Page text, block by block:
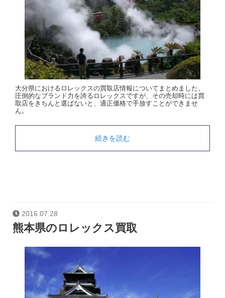
大分県におけるロレックスの買取店情報についてまとめました。
圧倒的なブランド力を誇るロレックスですが、その売却時には買
取店をきちんと選ばないと、適正価格で手放すことができませ
ん。
続きを読む
2016.07.28
熊本県のロレックス買取